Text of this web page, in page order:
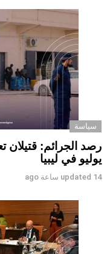
سياسة
يوليو في ليبيا
updated 14 ساعة ago